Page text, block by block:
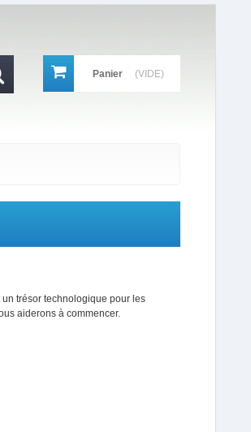
Panier (VIDE)
trésor technologique pour les
aiderons à commencer.